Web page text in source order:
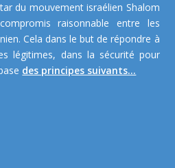
du mouvement israélien Shalom
raisonnable entre les
Cela dans le but de répondre à
légitimes, dans la sécurité pour
des principes suivants...